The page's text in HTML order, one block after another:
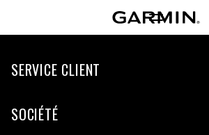
SERVICE CLIENT
SOCIÉTÉ